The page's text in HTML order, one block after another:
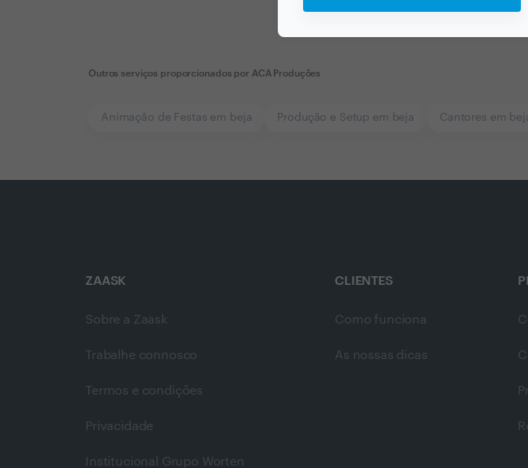
Outros serviços proporcionados por ACA Produções
Animação de Festas em beja Produção e Setup em beja Cantores em
ZAASK
Sobre a Zaask
Trabalhe connosco
Termos e condições
Privacidade
Institucional Grupo Worten
CLIENTES
Como funciona
As nossas dicas